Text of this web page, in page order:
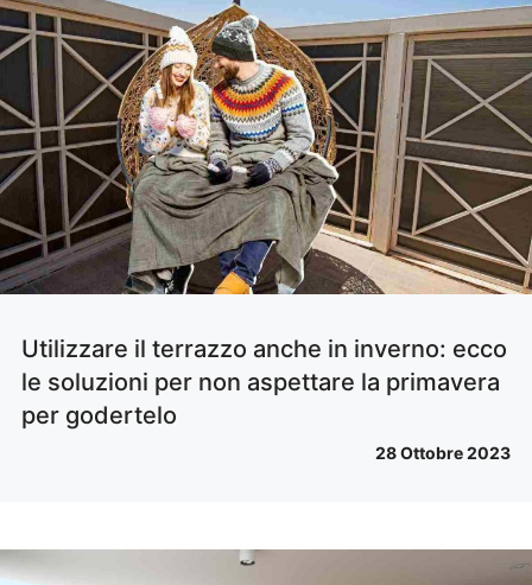
Utilizzare il terrazzo anche in inverno: ecco
le soluzioni per non aspettare la primavera
per godertelo
28 Ottobre 2023